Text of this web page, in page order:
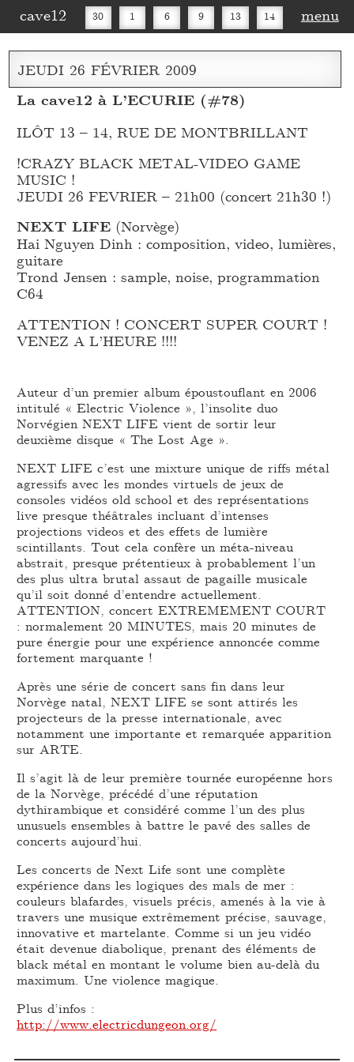
cave12 30 1 6 9 13 14
16 20 27 30
menu
JEUDI 26 FÉVRIER 2009
La cave12 à L’ECURIE (#78)
ILÔT 13 – 14, RUE DE MONTBRILLANT
!CRAZY BLACK METAL-VIDEO GAME
MUSIC !
JEUDI 26 FEVRIER – 21h00 (concert 21h30 !)
NEXT LIFE (Norvège)
Hai Nguyen Dinh : composition, video, lumières,
guitare
Trond Jensen : sample, noise, programmation
C64
ATTENTION ! CONCERT SUPER COURT !
VENEZ A L’HEURE !!!!
Auteur d’un premier album époustouflant en 2006
intitulé « Electric Violence », l’insolite duo
Norvégien NEXT LIFE vient de sortir leur
deuxième disque « The Lost Age ».
NEXT LIFE c’est une mixture unique de riffs métal
agressifs avec les mondes virtuels de jeux de
consoles vidéos old school et des représentations
live presque théâtrales incluant d’intenses
projections videos et des effets de lumière
scintillants. Tout cela confère un méta-niveau
abstrait, presque prétentieux à probablement l’un
des plus ultra brutal assaut de pagaille musicale
qu’il soit donné d’entendre actuellement.
ATTENTION, concert EXTREMEMENT COURT
: normalement 20 MINUTES, mais 20 minutes de
pure énergie pour une expérience annoncée comme
fortement marquante !
Après une série de concert sans fin dans leur
Norvège natal, NEXT LIFE se sont attirés les
projecteurs de la presse internationale, avec
notamment une importante et remarquée apparition
sur ARTE.
Il s’agit là de leur première tournée européenne hors
de la Norvège, précédé d’une réputation
dythirambique et considéré comme l’un des plus
unusuels ensembles à battre le pavé des salles de
concerts aujourd’hui.
Les concerts de Next Life sont une complète
expérience dans les logiques des mals de mer :
couleurs blafardes, visuels précis, amenés à la vie à
travers une musique extrêmement précise, sauvage,
innovative et martelante. Comme si un jeu vidéo
était devenue diabolique, prenant des éléments de
black métal en montant le volume bien au-delà du
maximum. Une violence magique.
Plus d’infos :
http://www.electricdungeon.org/